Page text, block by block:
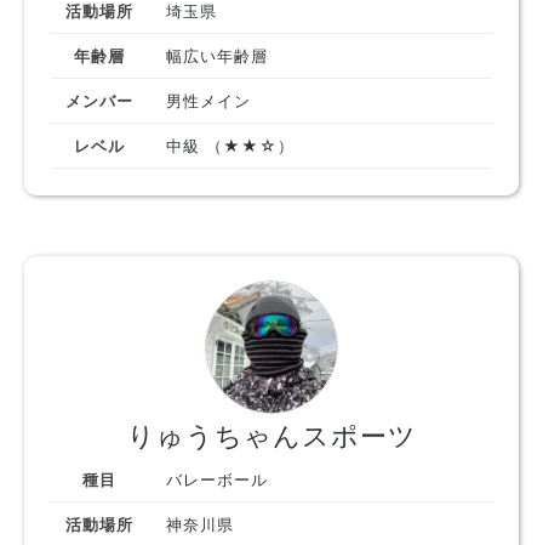
活動場所 埼玉県
年齢層 幅広い年齢層
メンバー 男性メイン
レベル 中級 （★★☆）
りゅうちゃんスポーツ
種目 バレーボール
活動場所 神奈川県